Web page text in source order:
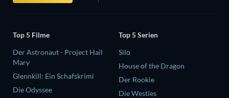
Top 5 Filme
Der Astronaut - Project Hail
Mary
Glennkill: Ein Schafskrimi
Die Odyssee
Top 5 Serien
Silo
House of the Dragon
Der Rookie
Die Westies